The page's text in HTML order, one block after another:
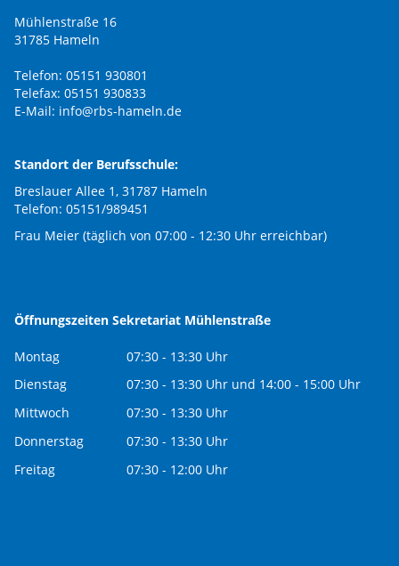
Mühlenstraße 16
31785 Hameln
Telefon: 05151 930801
Telefax: 05151 930833
E-Mail: info@rbs-hameln.de
Standort der Berufsschule:
Breslauer Allee 1, 31787 Hameln
Telefon: 05151/989451
Frau Meier (täglich von 07:00 - 12:30 Uhr erreichbar)
Öffnungszeiten Sekretariat Mühlenstraße
Montag
07:30 - 13:30 Uhr
Dienstag
07:30 - 13:30 Uhr und 14:00 - 15:00 Uhr
Mittwoch
07:30 - 13:30 Uhr
Donnerstag
07:30 - 13:30 Uhr
Freitag
07:30 - 12:00 Uhr